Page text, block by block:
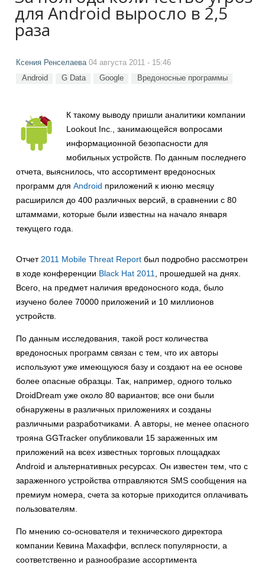
для Android выросло в 2,5
раза
Ксения Ренселаева04 августа 2011 - 15:46
Android G Data Google Вредоносные программы
К такому выводу пришли аналитики компании
Lookout Inc., занимающейся вопросами
информационной безопасности для
мобильных устройств. По данным последнего
отчета, выяснилось, что ассортимент вредоносных
программ для Android приложений к июню месяцу
расширился до 400 различных версий, в сравнении с 80
штаммами, которые были известны на начало января
текущего года.
Отчет 2011 Mobile Threat Report был подробно рассмотрен
в ходе конференции Black Hat 2011
, прошедшей на днях.
Всего, на предмет наличия вредоносного кода, было
изучено более 70000 приложений и 10 миллионов
устройств.
По данным исследования, такой рост количества
вредоносных программ связан с тем, что их авторы
используют уже имеющуюся базу и создают на ее основе
более опасные образцы. Так, например, одного только
DroidDream уже около 80 вариантов; все они были
обнаружены в различных приложениях и созданы
различными разработчиками. А авторы, не менее опасного
трояна GGTracker опубликовали 15 зараженных им
приложений на всех известных торговых площадках
Android и альтернативных ресурсах. Он известен тем, что с
зараженного устройства отправляются SMS сообщения на
премиум номера, счета за которые приходится оплачивать
пользователям.
По мнению со-основателя и технического директора
компании Кевина Махаффи, всплеск популярности, а
соответственно и разнообразие ассортимента